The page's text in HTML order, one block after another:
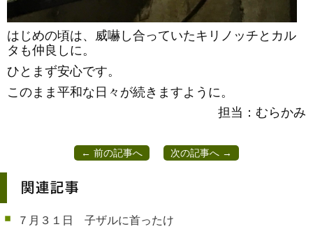
はじめの頃は、威嚇し合っていたキリノッチとカル
タも仲良しに。
ひとまず安心です。
このまま平和な日々が続きますように。
担当：むらかみ
← 前の記事へ 次の記事へ →
関連記事
７月３１日 子ザルに首ったけ